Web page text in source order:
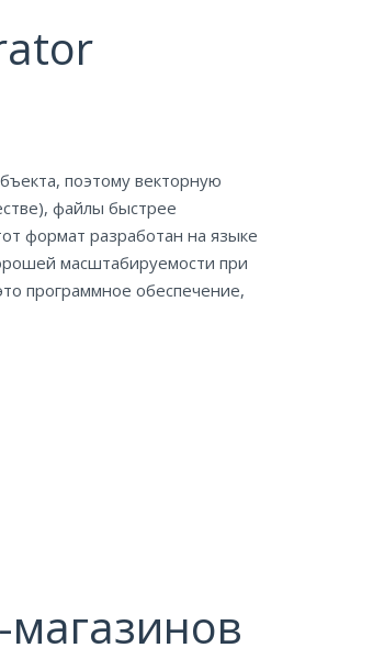
поэтому векторную
файлы быстрее
формат разработан на языке
масштабируемости при
программное обеспечение,